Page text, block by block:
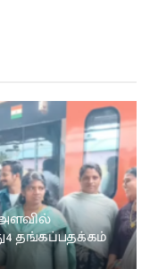
தங்கப்பதக்கம்